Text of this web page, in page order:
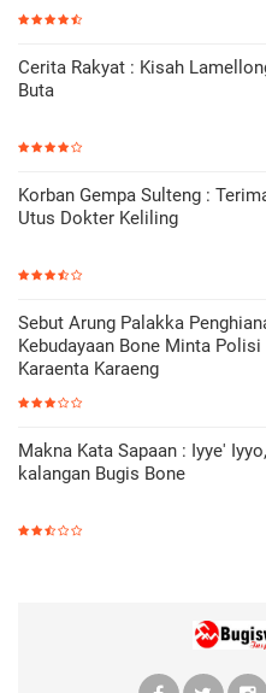
Cerita Rakyat : Kisah
Buta
Korban Gempa Sulteng :
Utus Dokter Keliling
Sebut Arung Palakka
Kebudayaan Bone Minta
Karaenta Karaeng
Makna Kata Sapaan : Iyye'
kalangan Bugis Bone